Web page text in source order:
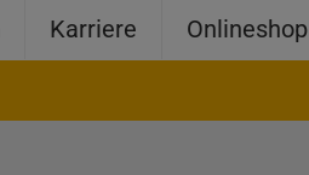
Karriere Onlineshop